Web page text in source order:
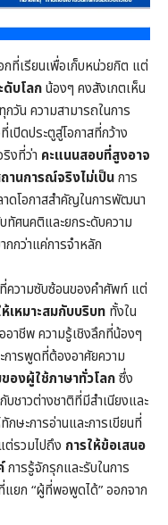
ที่เรียนเพื่อเก็บหน่วยกิต แต่
ดับโลกน้องๆ คงสังเกตเห็น
วัน ความสามารถในการ
ปิดประตูสู่โอกาสที่กว้าง
งที่ว่า คะแนนสอบที่สูงอาจ
านการณ์จริงไม่เป็นการ
ดโอกาสสำคัญในการพัฒนา
ศนคติและยกระดับความ
กว่าแค่การจำหลัก
ความซับซ้อนของคำศัพท์ แต่
เหมาะสมกับบริบท ทั้งใน
อาชีพ ความรู้เชิงลึกที่น้องๆ
การพูดที่ต้องอาศัยความ
องผู้ใช้ภาษาทั่วโลกซึ่ง
บชาวต่างชาติที่มีสำเนียงและ
ษะการอ่านและการเขียนที่
ต่รวมไปถึง การให้ข้อเสนอ
การรู้จักรุกและรับในการ
ยก “ผู้ที่พอพูดได้” ออกจาก